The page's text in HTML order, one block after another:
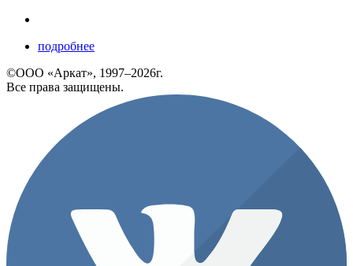
подробнее
©ООО «Аркат», 1997–2026г.
Все права защищены.